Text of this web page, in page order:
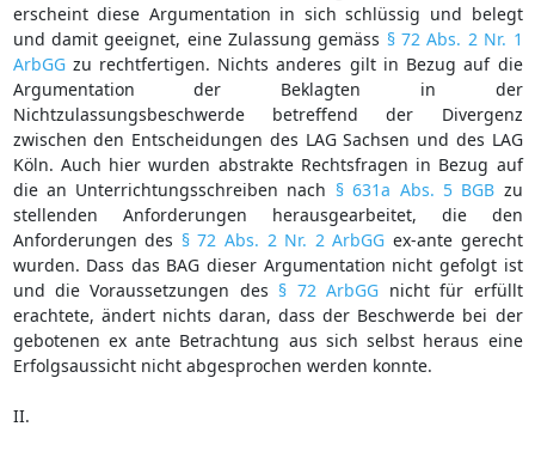
erscheint diese Argumentation in sich schlüssig und belegt
und damit geeignet, eine Zulassung gemäss § 72 Abs. 2 Nr. 1
ArbGGzu rechtfertigen. Nichts anderes gilt in Bezug auf die
Argumentation der Beklagten in der
Nichtzulassungsbeschwerde betreffend der Divergenz
zwischen den Entscheidungen des LAG Sachsen und des LAG
Köln. Auch hier wurden abstrakte Rechtsfragen in Bezug auf
die an Unterrichtungsschreiben nach § 631a Abs. 5 BGB zu
stellenden Anforderungen herausgearbeitet, die den
Anforderungen des § 72 Abs. 2 Nr. 2 ArbGG ex-ante gerecht
wurden. Dass das BAG dieser Argumentation nicht gefolgt ist
und die Voraussetzungen des § 72 ArbGG nicht für erfüllt
erachtete, ändert nichts daran, dass der Beschwerde bei der
gebotenen ex ante Betrachtung aus sich selbst heraus eine
Erfolgsaussicht nicht abgesprochen werden konnte.
II.